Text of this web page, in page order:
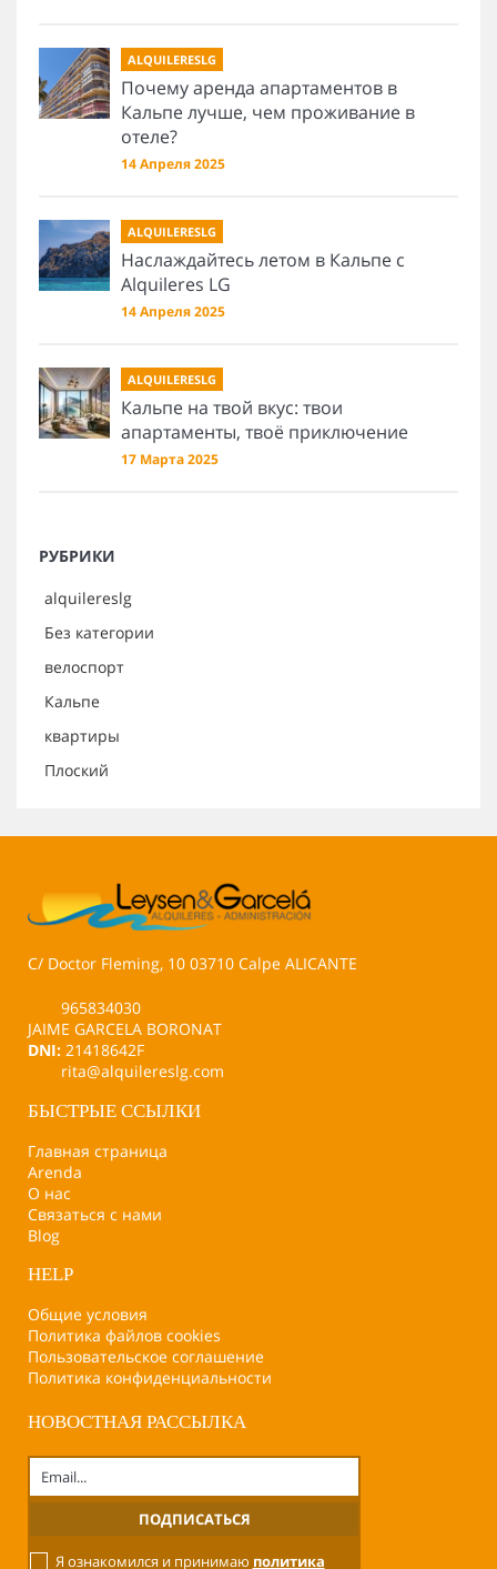
ALQUILERESLG
Почему аренда апартаментов в
Кальпе лучше, чем проживание в
отеле?
14 Апреля 2025
ALQUILERESLG
Наслаждайтесь летом в Кальпе с
Alquileres LG
14 Апреля 2025
ALQUILERESLG
Кальпе на твой вкус: твои
апартаменты, твоё приключение
17 Марта 2025
РУБРИКИ
alquilereslg
Без категории
велоспорт
Кальпе
квартиры
Плоский
C/ Doctor Fleming, 10 03710 Calpe ALICANTE
965834030
JAIME GARCELA BORONAT
DNI: 21418642F
rita@alquilereslg.com
БЫСТРЫЕ ССЫЛКИ
Главная страница
Arenda
О нас
Связаться с нами
Blog
HELP
Общие условия
Политика файлов cookies
Пользовательское соглашение
Политика конфиденциальности
НОВОСТНАЯ РАССЫЛКА
Я ознакомился и принимаю политика